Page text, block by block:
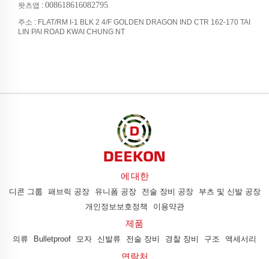
왓츠앱 : 008618616082795
주소 : FLAT/RM I-1 BLK 2 4/F GOLDEN DRAGON IND CTR 162-170 TAI
LIN PAI ROAD KWAI CHUNG NT
에 대한
디콘 그룹 패브릭 공장 유니폼 공장 전술 장비 공장
부츠 및 신발 공장
개인정보보호정책
이용약관
제품
의류 Bulletproof 모자 신발류 전술 장비 경찰 장비 구조 액세서리
연락처